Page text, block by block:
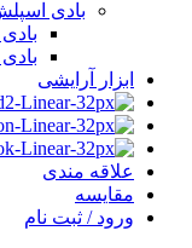
بادی
ابزار آرایشی
علاقه مندی
مقایسه
ورود / ثبت نام